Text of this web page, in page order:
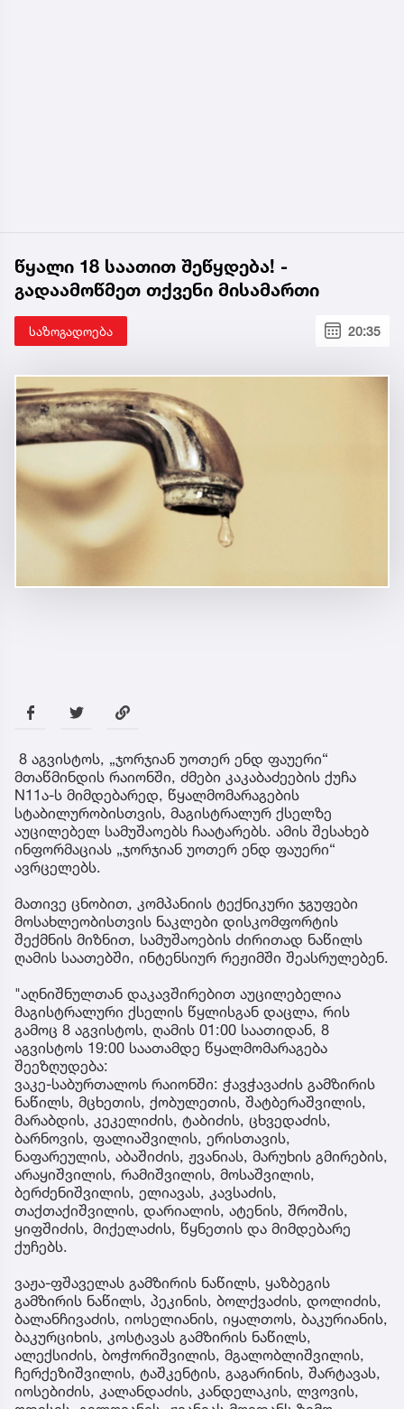
წყალი 18 საათით შეწყდება! -
გადაამოწმეთ თქვენი მისამართი
საზოგადოება 20:35
8 აგვისტოს, „ჯორჯიან უოთერ ენდ ფაუერი“
მთაწმინდის რაიონში, ძმები კაკაბაძეების ქუჩა
N11ა-ს მიმდებარედ, წყალმომარაგების
სტაბილურობისთვის, მაგისტრალურ ქსელზე
აუცილებელ სამუშაოებს ჩაატარებს. ამის შესახებ
ინფორმაციას „ჯორჯიან უოთერ ენდ ფაუერი“
ავრცელებს.
მათივე ცნობით, კომპანიის ტექნიკური ჯგუფები
მოსახლეობისთვის ნაკლები დისკომფორტის
შექმნის მიზნით, სამუშაოების ძირითად ნაწილს
ღამის საათებში, ინტენსიურ რეჟიმში შეასრულებენ.
"აღნიშნულთან დაკავშირებით აუცილებელია
მაგისტრალური ქსელის წყლისგან დაცლა, რის
გამოც 8 აგვისტოს, ღამის 01:00 საათიდან, 8
აგვისტოს 19:00 საათამდე წყალმომარაგება
შეეზღუდება:
ვაკე-საბურთალოს რაიონში: ჭავჭავაძის გამზირის
ნაწილს, მცხეთის, ქობულეთის, შატბერაშვილის,
მარაბდის, კეკელიძის, ტაბიძის, ცხვედაძის,
ბარნოვის, ფალიაშვილის, ერისთავის,
ნაფარეულის, აბაშიძის, ჟვანიას, მარუხის გმირების,
არაყიშვილის, რამიშვილის, მოსაშვილის,
ბერძენიშვილის, ელიავას, კავსაძის,
თაქთაქიშვილის, დარიალის, ატენის, შროშის,
ყიფშიძის, მიქელაძის, წყნეთის და მიმდებარე
ქუჩებს.
ვაჟა-ფშაველას გამზირის ნაწილს, ყაზბეგის
გამზირის ნაწილს, პეკინის, ბოლქვაძის, დოლიძის,
ბალანჩივაძის, იოსელიანის, იყალთოს, ბაკურიანის,
ბაკურციხის, კოსტავას გამზირის ნაწილს,
ალექსიძის, ბოჭორიშვილის, მგალობლიშვილის,
ჩერქეზიშვილის, ტაშკენტის, გაგარინის, შარტავას,
იოსებიძის, კალანდაძის, კანდელაკის, ლვოვის,